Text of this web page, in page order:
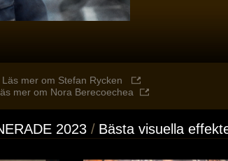
Läs mer om Stefan Rycken
mer om Nora Berecoechea
2023 Bästa visuella